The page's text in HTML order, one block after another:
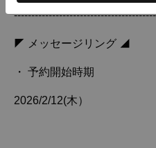
◤ メッセージリング ◢
・ 予約開始時期
2026/2/12(木）